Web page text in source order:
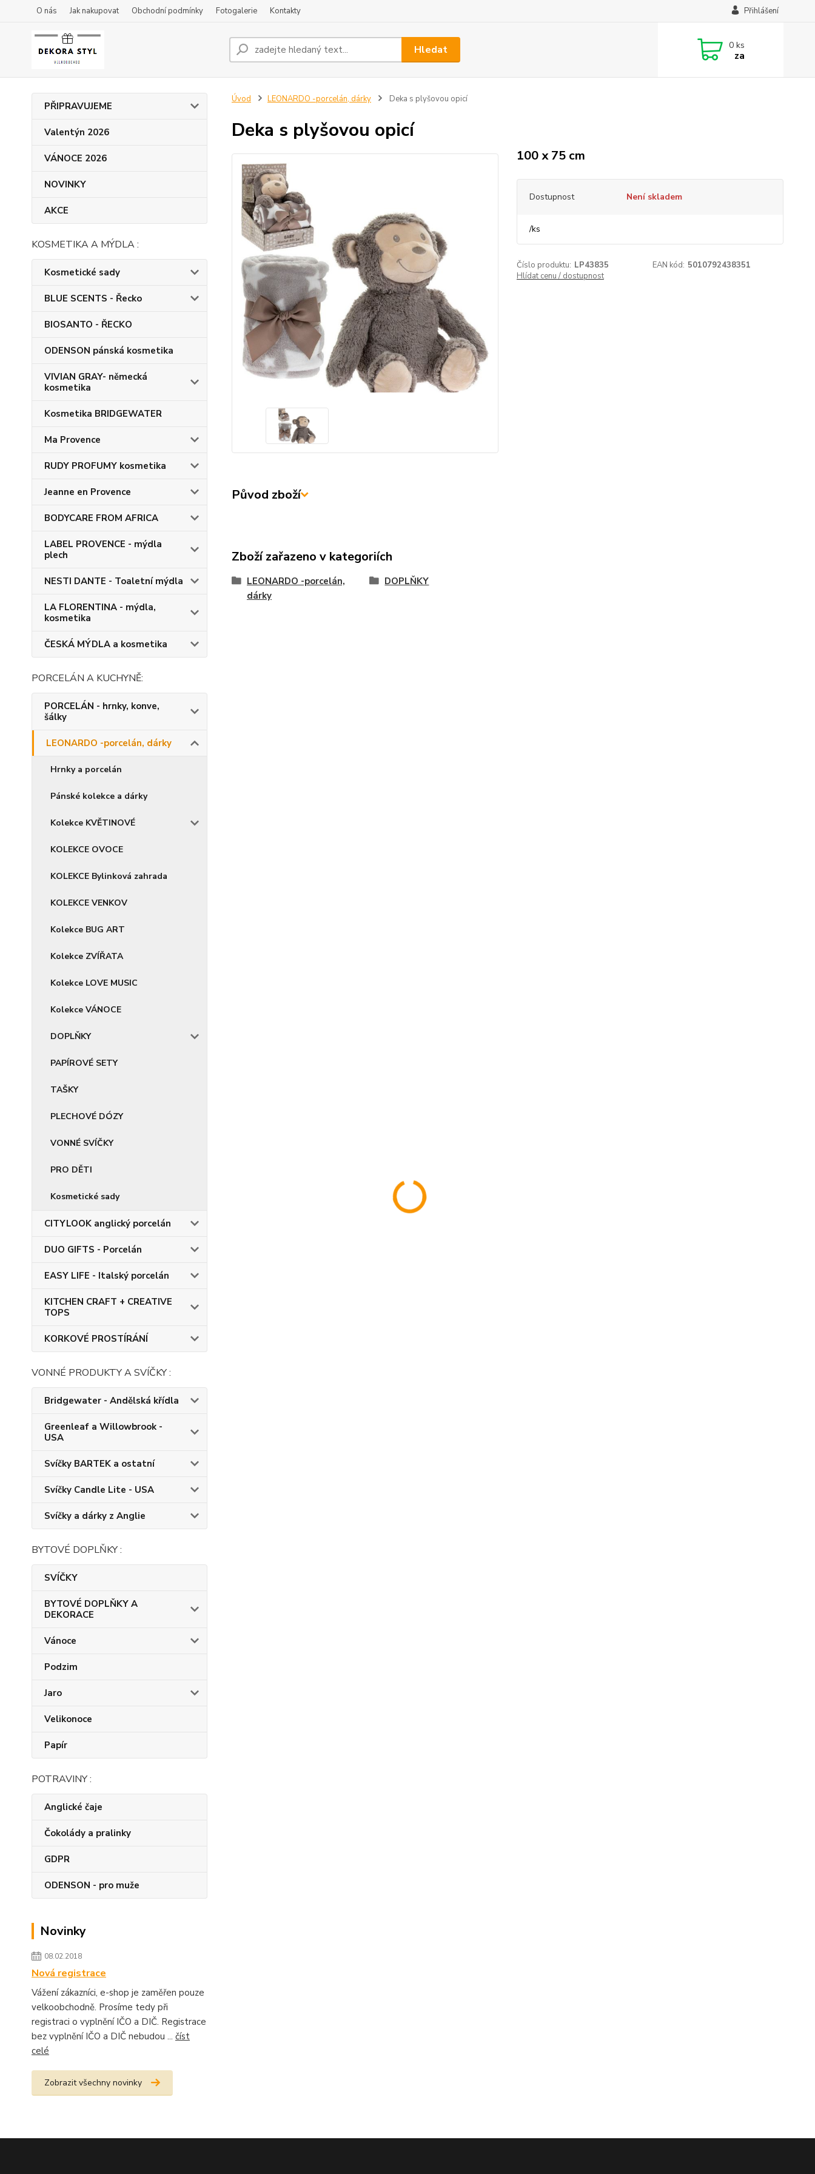
O nás Jak nakupovat Obchodní podmínky Fotogalerie Kontakty Přihlášení
Hledat 0 ks
za
PŘIPRAVUJEME
Valentýn 2026
VÁNOCE 2026
NOVINKY
AKCE
KOSMETIKA A MÝDLA :
Kosmetické sady
BLUE SCENTS - Řecko
BIOSANTO - ŘECKO
ODENSON pánská kosmetika
VIVIAN GRAY- německá
kosmetika
Kosmetika BRIDGEWATER
Ma Provence
RUDY PROFUMY kosmetika
Jeanne en Provence
BODYCARE FROM AFRICA
LABEL PROVENCE - mýdla
plech
NESTI DANTE - Toaletní mýdla
LA FLORENTINA - mýdla,
kosmetika
ČESKÁ MÝDLA a kosmetika
PORCELÁN A KUCHYNĚ:
PORCELÁN - hrnky, konve,
šálky
LEONARDO -porcelán, dárky
Hrnky a porcelán
Pánské kolekce a dárky
Kolekce KVĚTINOVÉ
KOLEKCE OVOCE
KOLEKCE Bylinková zahrada
KOLEKCE VENKOV
Kolekce BUG ART
Kolekce ZVÍŘATA
Kolekce LOVE MUSIC
Kolekce VÁNOCE
DOPLŇKY
PAPÍROVÉ SETY
TAŠKY
PLECHOVÉ DÓZY
VONNÉ SVÍČKY
PRO DĚTI
Kosmetické sady
CITYLOOK anglický porcelán
DUO GIFTS - Porcelán
EASY LIFE - Italský porcelán
KITCHEN CRAFT + CREATIVE
TOPS
KORKOVÉ PROSTÍRÁNÍ
VONNÉ PRODUKTY A SVÍČKY :
Bridgewater - Andělská křídla
Greenleaf a Willowbrook -
USA
Svíčky BARTEK a ostatní
Svíčky Candle Lite - USA
Svíčky a dárky z Anglie
BYTOVÉ DOPLŇKY :
SVÍČKY
BYTOVÉ DOPLŇKY A
DEKORACE
Vánoce
Podzim
Jaro
Velikonoce
Papír
POTRAVINY :
Anglické čaje
Čokolády a pralinky
GDPR
ODENSON - pro muže
Novinky
08.02.2018
Nová registrace
Vážení zákazníci, e-shop je zaměřen pouze
velkoobchodně. Prosíme tedy při
registraci o vyplnění IČO a DIČ. Registrace
bez vyplnění IČO a DIČ nebudou ... číst
celé
Zobrazit všechny novinky
Úvod LEONARDO -porcelán, dárky Deka s plyšovou opicí
Deka s plyšovou opicí
100 x 75 cm
Dostupnost Není skladem
/ks
Číslo produktu: LP43835 EAN kód: 5010792438351
Hlídat cenu / dostupnost
Původ zboží
Zboží zařazeno v kategoriích
LEONARDO -porcelán,
dárky
DOPLŇKY